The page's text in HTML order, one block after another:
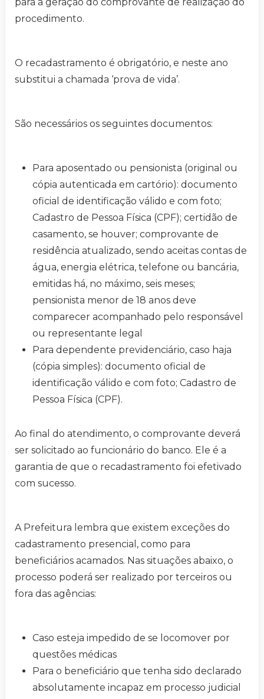
procedimento.
O recadastramento é obrigatório, e neste ano
substitui a chamada ‘prova de vida’.
São necessários os seguintes documentos:
Para aposentado ou pensionista (original ou
cópia autenticada em cartório): documento
oficial de identificação válido e com foto;
Cadastro de Pessoa Física (CPF); certidão de
casamento, se houver; comprovante de
residência atualizado, sendo aceitas contas de
água, energia elétrica, telefone ou bancária,
emitidas há, no máximo, seis meses;
pensionista menor de 18 anos deve
comparecer acompanhado pelo responsável
ou representante legal
Para dependente previdenciário, caso haja
(cópia simples): documento oficial de
identificação válido e com foto; Cadastro de
Pessoa Física (CPF).
Ao final do atendimento, o comprovante deverá
ser solicitado ao funcionário do banco. Ele é a
garantia de que o recadastramento foi efetivado
com sucesso.
A Prefeitura lembra que existem exceções do
cadastramento presencial, como para
beneficiários acamados. Nas situações abaixo, o
processo poderá ser realizado por terceiros ou
fora das agências:
Caso esteja impedido de se locomover por
questões médicas
Para o beneficiário que tenha sido declarado
absolutamente incapaz em processo judicial